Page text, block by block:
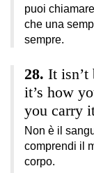
puoi
che una
sempre.
It isn’t
it’s how
you carry
Non è il
comprendi il
corpo.